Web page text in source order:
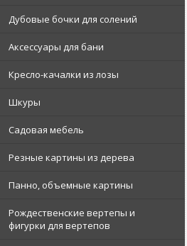
Дубовые бочки для солений
Аксессуары для бани
Кресло-качалки из лозы
Шкуры
Садовая мебель
Резные картины из дерева
Панно, объемные картины
Рождественские вертепы и
фигурки для вертепов